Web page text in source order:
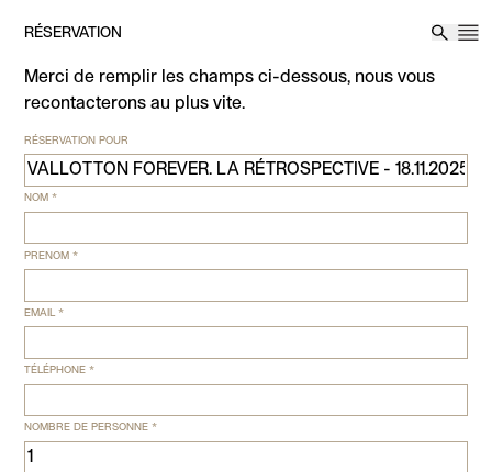
RÉSERVATION
Merci de remplir les champs ci-dessous, nous vous
recontacterons au plus vite.
RÉSERVATION POUR
NOM *
PRENOM *
EMAIL *
TÉLÉPHONE *
NOMBRE DE PERSONNE *